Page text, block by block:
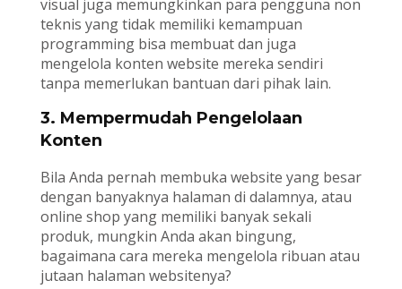
visual juga memungkinkan para pengguna non
teknis yang tidak memiliki kemampuan
programming bisa membuat dan juga
mengelola konten website mereka sendiri
tanpa memerlukan bantuan dari pihak lain.
3. Mempermudah Pengelolaan
Konten
Bila Anda pernah membuka website yang besar
dengan banyaknya halaman di dalamnya, atau
online shop yang memiliki banyak sekali
produk, mungkin Anda akan bingung,
bagaimana cara mereka mengelola ribuan atau
jutaan halaman websitenya?